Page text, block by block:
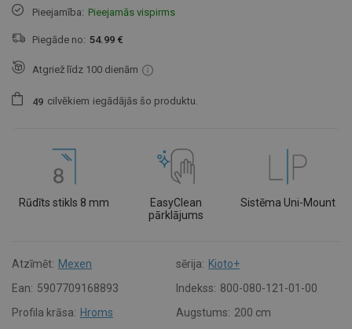
Pieejamība: Pieejamās vispirms
Piegāde no: 54.99 €
Atgriež līdz 100 dienām
49 cilvēkiem iegādājās šo produktu.
Rūdīts stikls 8 mm
EasyClean
pārklājums
Sistēma Uni-Mount
Atzīmēt: Mexen sērija: Kioto+
Ean: 5907709168893 Indekss: 800-080-121-01-00
Profila krāsa: Hroms Augstums: 200 cm